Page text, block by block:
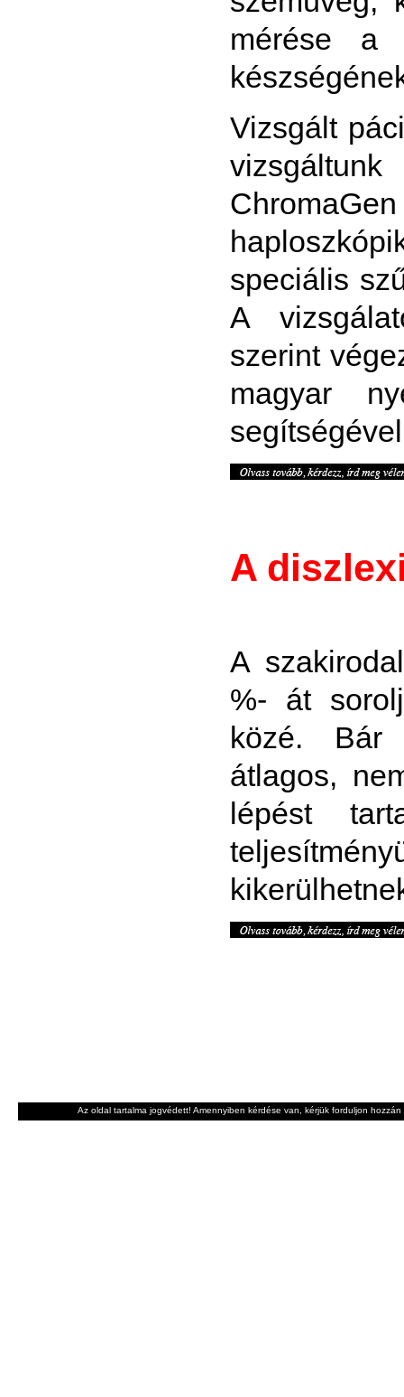
mérése a
Vizsgált
speciális
A
szerint
magyar
A
A
%- át
közé. Bár
átlagos,
lépést
Az oldal tartalma jogvédett! Amennyiben kérdése van, kérjük forduljon